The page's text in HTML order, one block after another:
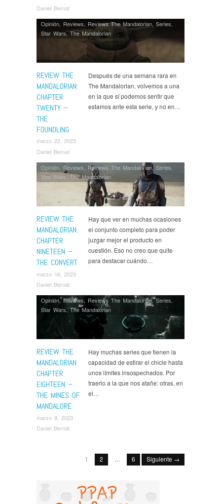
Daniel Bernat
REVIEW THE
MANDALORIAN:
CHAPTER
TWENTY –
THE
FOUNDLING
marzo 22, 2023
Daniel Bernat
Opinión, Reviews, Reviews The Mandalorian, Series,
Star Wars,The Mandalorian
Después de una semana rara en
The Mandalorian, volvemos a una
en la que sí podemos sentir que
estamos ante esta serie, y no en…
REVIEW THE
MANDALORIAN:
CHAPTER
NINETEEN –
THE CONVERT
marzo 16, 2023
Daniel Bernat
Opinión, Reviews Reviews The Mandalorian, Series
Star Wars ,The Mandalorian
Hay que ver en muchas ocasiones
el conjunto completo para poder
juzgar mejor el producto en
cuestión. Eso no creo que quite
para destacar cuándo…
REVIEW THE
MANDALORIAN:
CHAPTER
EIGHTEEN –
THE MINES OF
MANDALORE
marzo 8, 2023
Daniel Bernat
Opinión, Reviews, Reviews The Mandalorian,Series,
Star Wars,The Mandalorian
Hay muchas series que tienen la
capacidad de estirar el chicle hasta
unos límites insospechados. Por
traerlo a la que nos atañe: otras, en
el…
1 2 … 6 Siguiente →